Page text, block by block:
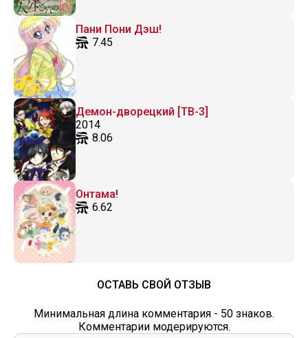
Пани Пони Дэш!
7.45
Демон-дворецкий [ТВ-3]
2014
8.06
Онтама!
6.62
ОСТАВЬ СВОЙ ОТЗЫВ
Минимальная длина комментария - 50 знаков.
Комментарии модерируются.